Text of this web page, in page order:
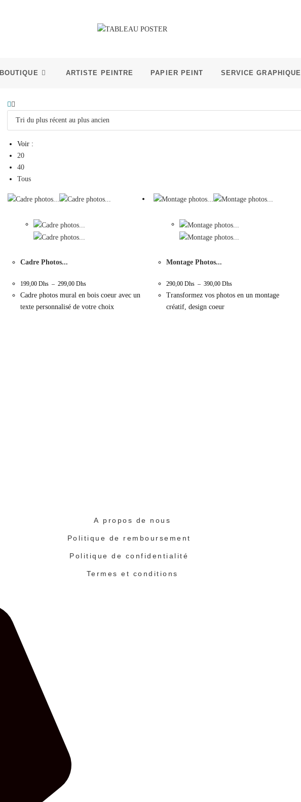
BOUTIQUE ARTISTE PEINTRE PAPIER PEINT SERVICE GRAPHIQUE
Voir :
20
40
Tous
Cadre Photos...
199,00 Dhs – 299,00 Dhs
Cadre photos mural en bois coeur avec un
texte personnalisé de votre choix
Montage Photos...
290,00 Dhs – 390,00 Dhs
Transformez vos photos en un montage
créatif, design coeur
A propos de nous
Politique de remboursement
Politique de confidentialité
Termes et conditions